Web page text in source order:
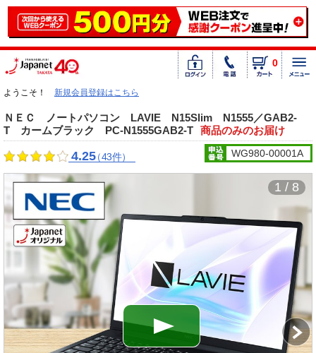
0
ようこそ！ 新規会員登録はこちら
ＮＥＣ ノートパソコン LAVIE N15Slim N1555／GAB2-
T カームブラック PC-N1555GAB2-T 商品のみのお届け
4.25（43件） WG980-00001A
1 / 8